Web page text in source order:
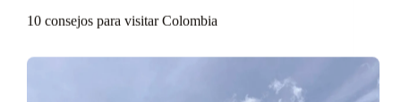
10 consejos para visitar Colombia